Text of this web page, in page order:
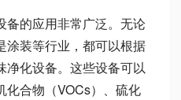
的应用非常广泛。无论
涂装等行业，都可以根据
净化设备。这些设备可以
化合物（VOCs）、硫化